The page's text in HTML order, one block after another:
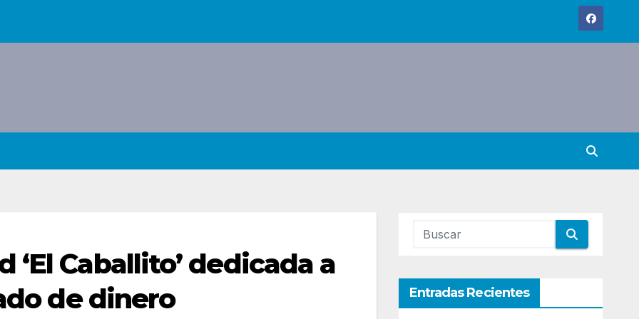
‘El Caballito’ dedicada a
de dinero
Entradas Recientes